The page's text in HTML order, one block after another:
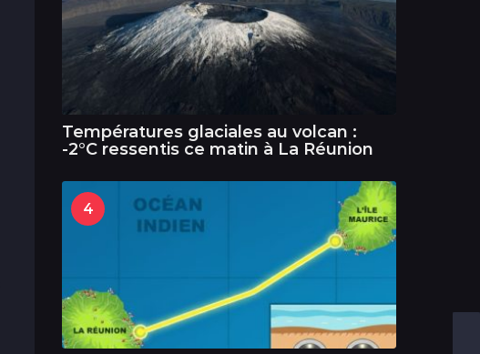
Températures glaciales au volcan :
-2°C ressentis ce matin à La Réunion
4